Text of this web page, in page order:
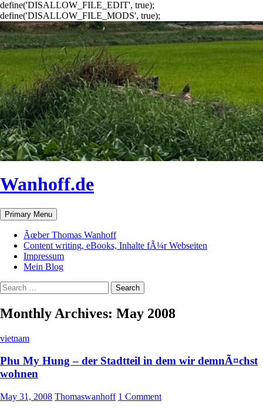
define('DISALLOW_FILE_EDIT', true);
define('DISALLOW_FILE_MODS', true);
Wanhoff.de
Search
Primary Menu Skip
to
content
Ãœber Thomas Wanhoff
Content writing, eBooks, Inhalte fÃ¼r Webseiten
Impressum
Mein Blog
Search
for:
Monthly Archives: May 2008
vietnam
Phu My Hung – der Stadtteil in dem wir demnÃ¤chst
wohnen
May 31, 2008 Thomaswanhoff 1 Comment